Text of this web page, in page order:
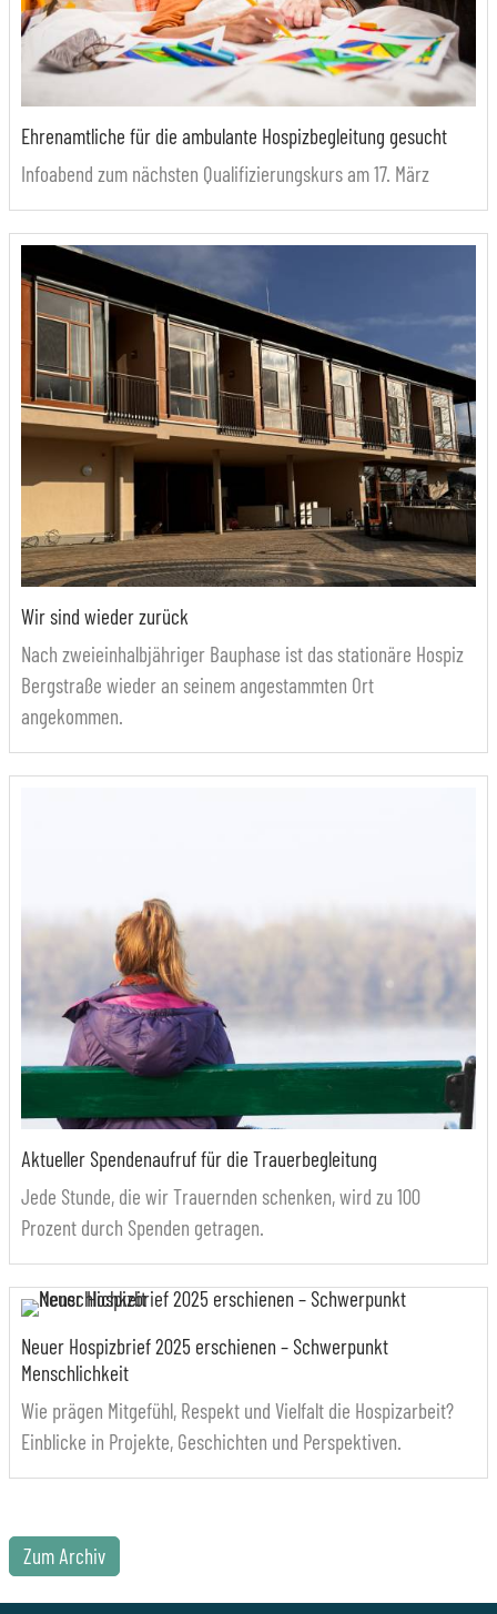
Ehrenamtliche für die ambulante Hospizbegleitung gesucht
Infoabend zum nächsten Qualifizierungskurs am 17. März
Wir sind wieder zurück
Nach zweieinhalbjähriger Bauphase ist das stationäre Hospiz
Bergstraße wieder an seinem angestammten Ort
angekommen.
Aktueller Spendenaufruf für die Trauerbegleitung
Jede Stunde, die wir Trauernden schenken, wird zu 100
Prozent durch Spenden getragen.
Neuer Hospizbrief 2025 erschienen – Schwerpunkt
Menschlichkeit
Wie prägen Mitgefühl, Respekt und Vielfalt die Hospizarbeit?
Einblicke in Projekte, Geschichten und Perspektiven.
Zum Archiv